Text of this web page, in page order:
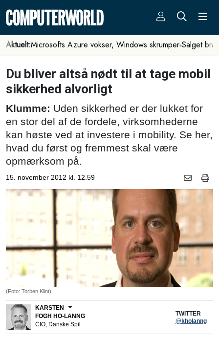
Aktuelt:Microsofts Azure vokser, Windows skrumper Salget
Du bliver altså nødt til at tage mobil
sikkerhed alvorligt
Klumme: Uden sikkerhed er der lukket for
en stor del af de fordele, virksomhederne
kan høste ved at investere i mobility. Se her,
hvad du først og fremmest skal være
opmærksom på.
15. november 2012 kl. 12.59
(Foto: Torben Klint)
KARSTEN
FOGH HO-LANNG
CIO, Danske Spil
TWITTER
@kholanng